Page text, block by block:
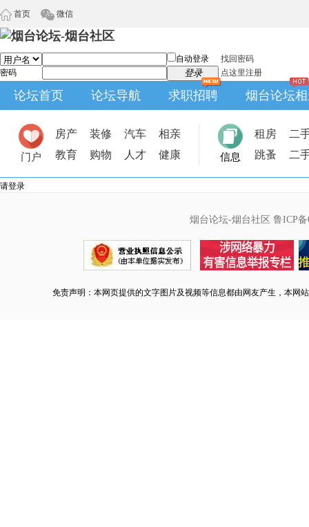
首页 微信
自动登录
找回密码
密码
登录 点这里注册
论坛首页 论坛导航 求职招聘 烟台论坛
门户
房产 装修 汽车
相亲
教育
购物 人才 健康 信息
租房
二
跳蚤
二
请登录
烟台论坛-烟台社区 鲁ICP备
免责声明：本网页提供的文字图片及视频等信息都由网友产生，本网